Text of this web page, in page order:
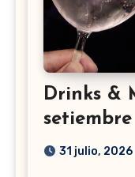
Drinks &
31 julio, 2026